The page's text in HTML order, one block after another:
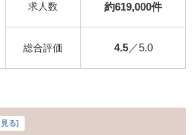
求人数 約619,000件
総合評価 4.5／5.0
る]